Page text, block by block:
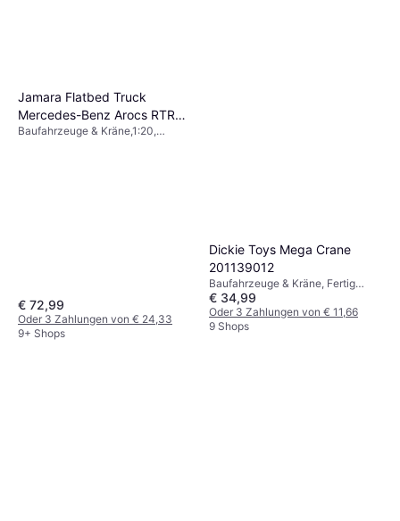
Jamara Flatbed Truck
Mercedes-Benz Arocs RTR
405107
Baufahrzeuge & Kräne,1:20,
€ 72,99
Oder 3 Zahlungen von € 24,33
9+ Shops
Dickie Toys Mega Crane
201139012
Baufahrzeuge & Kräne, Fertig
montiert
€ 34,99
Oder 3 Zahlungen von € 11,66
9 Shops